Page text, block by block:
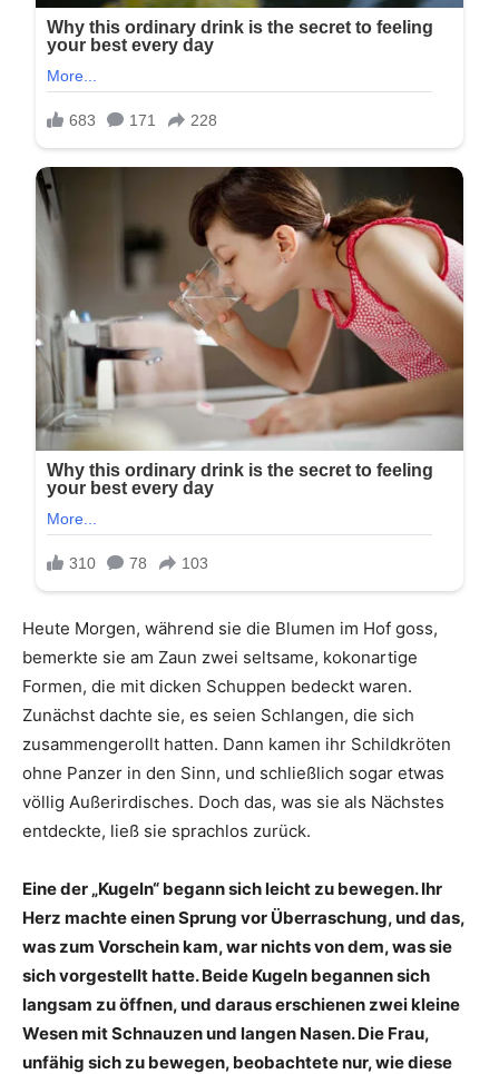
Heute Morgen, während sie die Blumen im Hof goss,
bemerkte sie am Zaun zwei seltsame, kokonartige
Formen, die mit dicken Schuppen bedeckt waren.
Zunächst dachte sie, es seien Schlangen, die sich
zusammengerollt hatten. Dann kamen ihr Schildkröten
ohne Panzer in den Sinn, und schließlich sogar etwas
völlig Außerirdisches. Doch das, was sie als Nächstes
entdeckte, ließ sie sprachlos zurück.
Eine der „Kugeln“ begann sich leicht zu bewegen. Ihr
Herz machte einen Sprung vor Überraschung, und das,
was zum Vorschein kam, war nichts von dem, was sie
sich vorgestellt hatte. Beide Kugeln begannen sich
langsam zu öffnen, und daraus erschienen zwei kleine
Wesen mit Schnauzen und langen Nasen. Die Frau,
unfähig sich zu bewegen, beobachtete nur, wie diese